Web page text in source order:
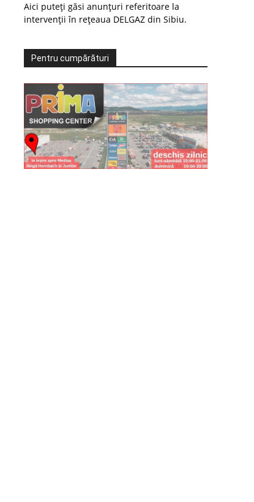
Aici puteți găsi anunțuri referitoare la
intervenții în rețeaua DELGAZ din Sibiu.
Pentru cumpărături